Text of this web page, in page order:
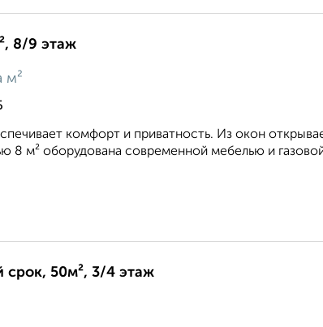
8/9 этаж
м²
комфорт и приватность. Из окон
8 м² оборудована современной мебелью и
срок, 50м², 3/4 этаж